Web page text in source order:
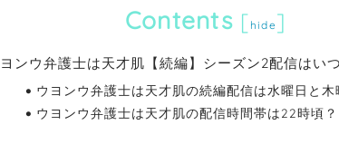
Contents [ hide]
ンウ弁護士は天才肌【続編】シーズン2配信はい
ウヨンウ弁護士は天才肌の続編配信は水曜日と木
ウヨンウ弁護士は天才肌の配信時間帯は22時頃？